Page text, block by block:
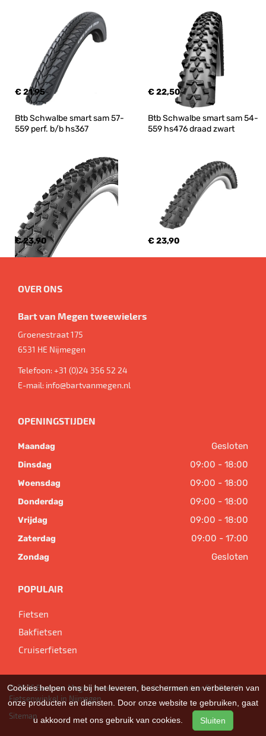
€ 21,95 € 22,50
Btb Schwalbe smart sam 57-
559 perf. b/b hs367
€ 23,90
Btb Schwalbe smart sam 54-
559 hs476 draad zwart
€ 23,90
OVER ONS
Bart van Megen tweewielers
Groenestraat 175
6531 HE Nijmegen
Telefoon:+31 (0)24 356 52 24
E-mail: info@bartvanmegen.nl
OPENINGSTIJDEN
Maandag Gesloten
Dinsdag 09:00 - 18:00
Woensdag 09:00 - 18:00
Donderdag 09:00 - 18:00
Vrijdag 09:00 - 18:00
Zaterdag 09:00 - 17:00
Zondag Gesloten
POPULAIR
Fietsen
Bakfietsen
Cruiserfietsen
© 2026 Bart van Megen tweewielers. Ondersteund doorSitePack ®
Fietsenwinkel in Nijmegen
Sitemap
Cookies helpen ons bij het leveren, beschermen en verbeteren van
onze producten en diensten. Door onze website te gebruiken, gaat
u akkoord met ons gebruik van cookies.
Sluiten